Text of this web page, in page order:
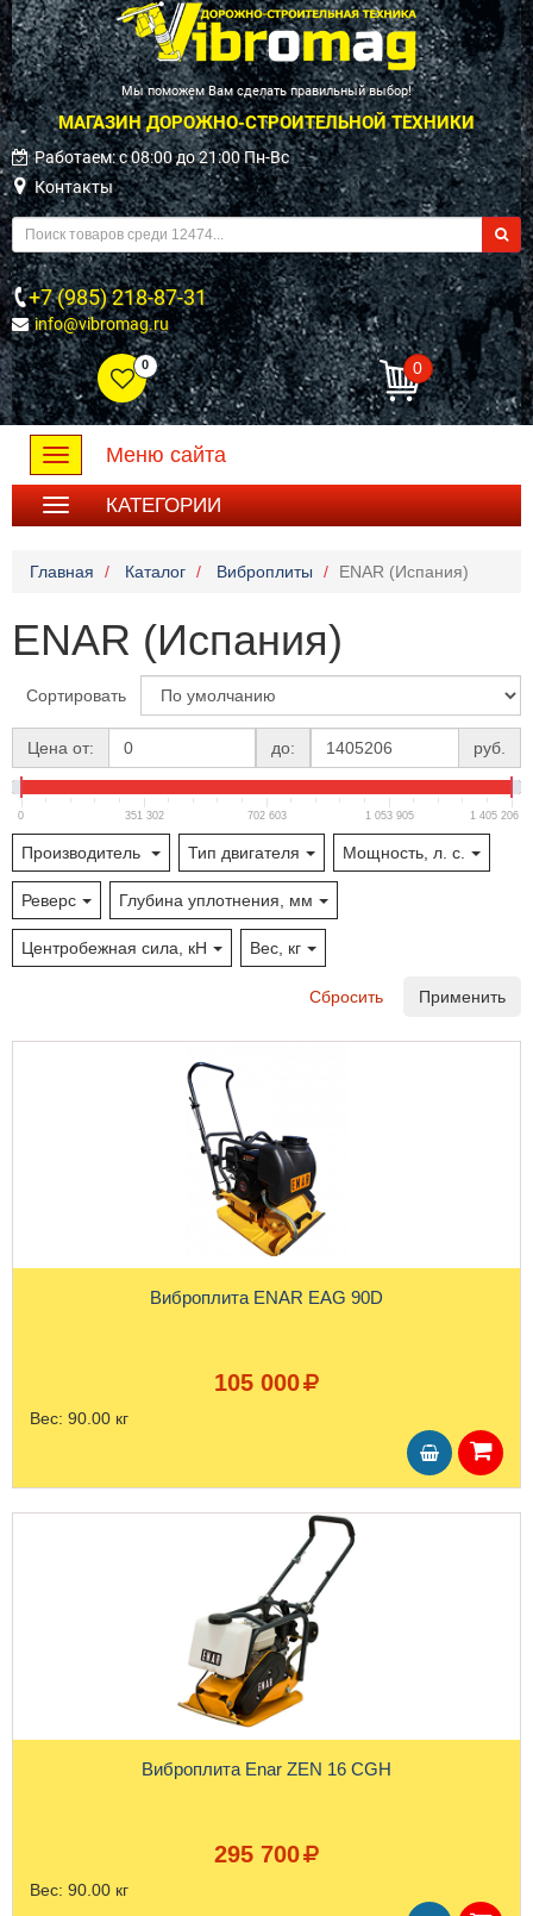
Мы поможем Вам сделать правильный выбор!
МАГАЗИН ДОРОЖНО-СТРОИТЕЛЬНОЙ ТЕХНИКИ
Работаем: c 08:00 до 21:00 Пн-Вс
Контакты
+7 (985) 218-87-31
info@vibromag.ru
0 0
Toggle
navigation
Меню сайта
КАТЕГОРИИ
Главная Каталог Виброплиты ENAR (Испания)
ENAR (Испания)
Сортировать
Цена от: до: руб.
0 351 302 702 603 1 053 905 1 405 206
Производитель Тип двигателя Мощность, л. с.
Реверс Глубина уплотнения, мм
Центробежная сила, кН Вес, кг
Сбросить Применить
Виброплита ENAR EAG 90D
105 000
Вес: 90.00 кг
Виброплита Enar ZEN 16 CGH
295 700
Вес: 90.00 кг